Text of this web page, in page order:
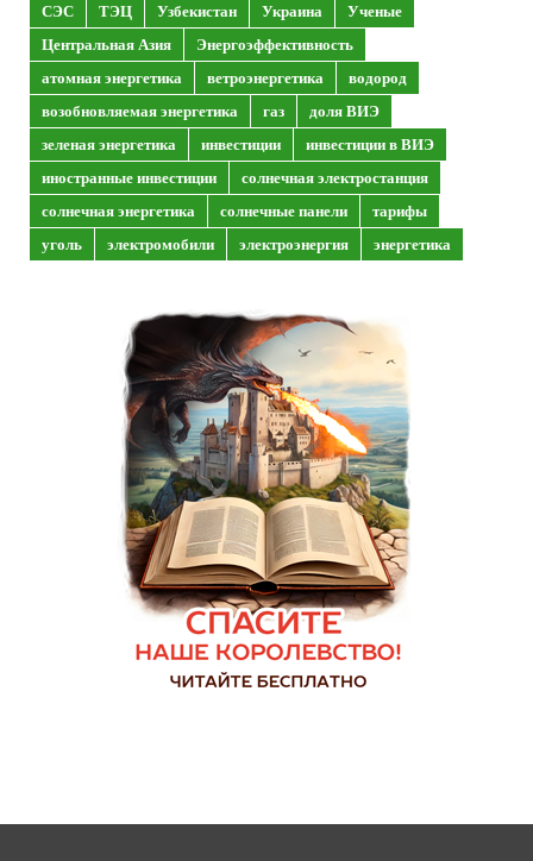
СЭС
ТЭЦ Узбекистан Украина
Ученые
Центральная Азия
Энергоэффективность
атомная энергетика
ветроэнергетика
водород
возобновляемая энергетика
газ
доля ВИЭ
зеленая энергетика
инвестиции
инвестиции в ВИЭ
иностранные инвестиции
солнечная электростанция
солнечная энергетика
солнечные панели
тарифы
уголь
электромобили электроэнергия энергетика